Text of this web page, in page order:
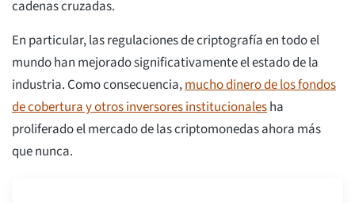
cadenas cruzadas.
En particular, las regulaciones de criptografía en todo el
mundo han mejorado significativamente el estado de la
industria. Como consecuencia,mucho dinero de los fondos
de cobertura y otros inversores institucionalesha
proliferado el mercado de las criptomonedas ahora más
que nunca.